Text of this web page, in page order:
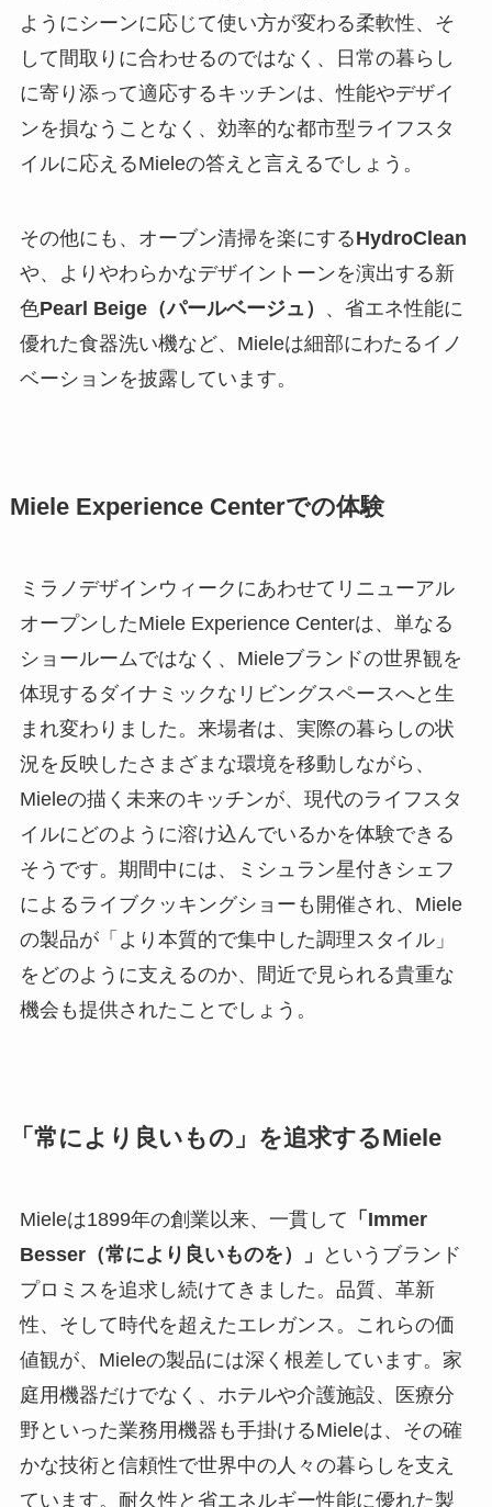
ようにシーンに応じて使い方が変わる柔軟性、そ
して間取りに合わせるのではなく、日常の暮らし
に寄り添って適応するキッチンは、性能やデザイ
ンを損なうことなく、効率的な都市型ライフスタ
イルに応えるMieleの答えと言えるでしょう。
その他にも、オーブン清掃を楽にするHydroClean
や、よりやわらかなデザイントーンを演出する新
色Pearl Beige（パールベージュ）
、省エネ性能に
優れた食器洗い機など、Mieleは細部にわたるイノ
ベーションを披露しています。
Miele Experience Centerでの体験
ミラノデザインウィークにあわせてリニューアル
オープンしたMiele Experience Centerは、単なる
ショールームではなく、Mieleブランドの世界観を
体現するダイナミックなリビングスペースへと生
まれ変わりました。来場者は、実際の暮らしの状
況を反映したさまざまな環境を移動しながら、
Mieleの描く未来のキッチンが、現代のライフスタ
イルにどのように溶け込んでいるかを体験できる
そうです。期間中には、ミシュラン星付きシェフ
によるライブクッキングショーも開催され、Miele
の製品が「より本質的で集中した調理スタイル」
をどのように支えるのか、間近で見られる貴重な
機会も提供されたことでしょう。
「常により良いもの」を追求するMiele
Mieleは1899年の創業以来、一貫して 「Immer
Besser（常により良いものを）」
というブランド
プロミスを追求し続けてきました。品質、革新
性、そして時代を超えたエレガンス。これらの価
値観が、Mieleの製品には深く根差しています。家
庭用機器だけでなく、ホテルや介護施設、医療分
野といった業務用機器も手掛けるMieleは、その確
かな技術と信頼性で世界中の人々の暮らしを支え
ています。耐久性と省エネルギー性能に優れた製